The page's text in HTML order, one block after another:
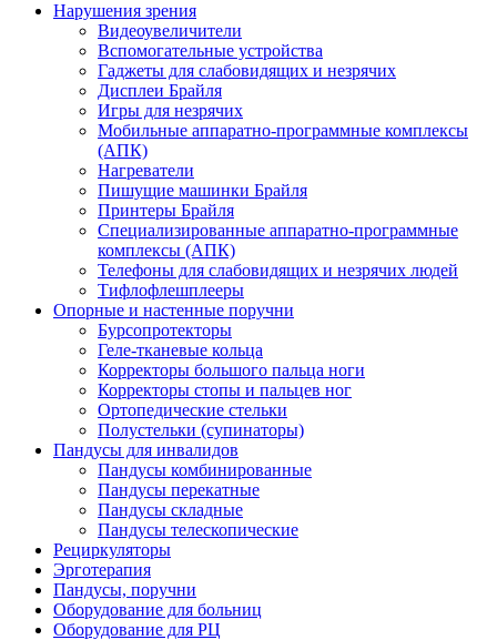
Нарушения зрения
Видеоувеличители
Вспомогательные устройства
Гаджеты для слабовидящих и незрячих
Дисплеи Брайля
Игры для незрячих
Мобильные аппаратно-программные комплексы
(АПК)
Нагреватели
Пишущие машинки Брайля
Принтеры Брайля
Специализированные аппаратно-программные
комплексы (АПК)
Телефоны для слабовидящих и незрячих людей
Тифлофлешплееры
Опорные и настенные поручни
Бурсопротекторы
Геле-тканевые кольца
Корректоры большого пальца ноги
Корректоры стопы и пальцев ног
Ортопедические стельки
Полустельки (супинаторы)
Пандусы для инвалидов
Пандусы комбинированные
Пандусы перекатные
Пандусы складные
Пандусы телескопические
Рециркуляторы
Эрготерапия
Пандусы, поручни
Оборудование для больниц
Оборудование для РЦ